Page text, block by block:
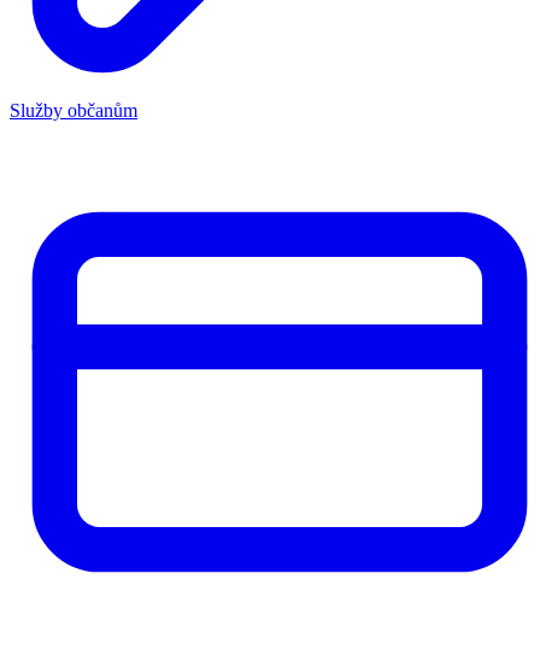
Služby občanům